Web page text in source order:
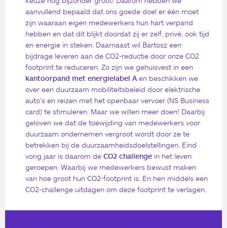
aanvullend bepaald dat ons goede doel er één moet
zijn waaraan eigen medewerkers hun hart verpand
hebben en dat dit blijkt doordat zij er zelf, privé, ook tijd
en energie in steken. Daarnaast wil Bartosz een
bijdrage leveren aan de CO2-reductie door onze CO2
footprint te reduceren. Zo zijn we gehuisvest in een
kantoorpand met energielabel A en beschikken we
over een duurzaam mobiliteitsbeleid door elektrische
auto’s en reizen met het openbaar vervoer (NS Business
card) te stimuleren. Maar we willen meer doen! Daarbij
geloven we dat de toewijding van medewerkers voor
duurzaam ondernemen vergroot wordt door ze te
betrekken bij de duurzaamheidsdoelstellingen. Eind
vorig jaar is daarom de CO2 challenge in het leven
geroepen. Waarbij we medewerkers bewust maken
van hoe groot hun CO2-footprint is. En hen middels een
CO2-challenge uitdagen om deze footprint te verlagen.